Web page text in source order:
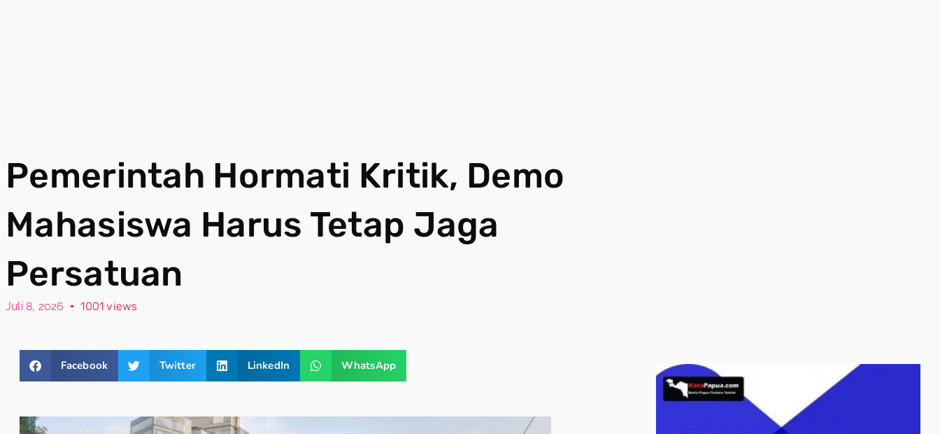
Pemerintah Hormati Kritik, Demo
Mahasiswa Harus Tetap Jaga
Persatuan
Juli 8, 2026 1001 views
Facebook Twitter LinkedIn WhatsApp